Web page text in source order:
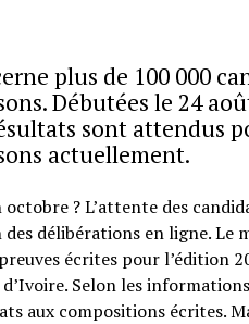
plus de 100 000
Débutées le 24
sont attendus
actuellement.
? L’attente des
délibérations en ligne. Le
écrites pour l’édition
Selon les
aux compositions écrites.